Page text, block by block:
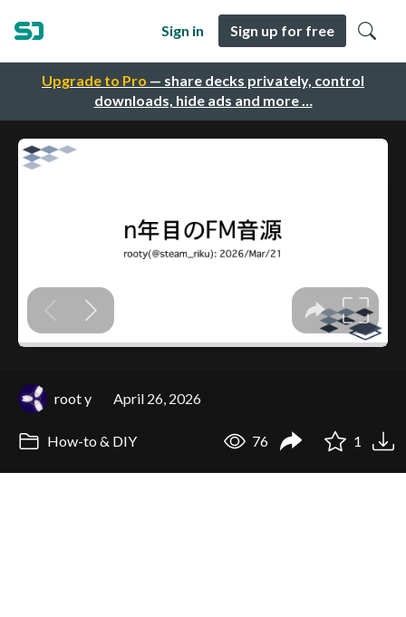
Upgrade to Pro — share decks privately, control
downloads, hide ads and more …
Sign in Sign up for free
root y April 26, 2026
How-to & DIY 76 1